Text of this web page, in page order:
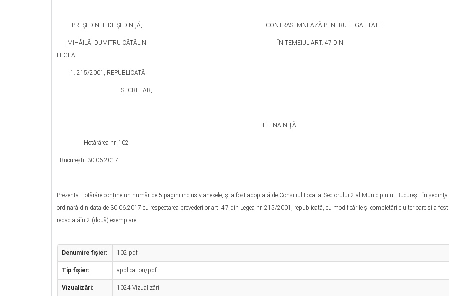
PREŞEDINTE DE ŞEDINŢĂ, CONTRASEMNEAZĂ PENTRU LEGALITATE
MIHĂILĂ DUMITRU CĂTĂLIN ÎN TEMEIUL ART. 47 DIN
LEGEA
215/2001, REPUBLICATĂ
SECRETAR,
ELENA NIȚĂ
Hotărârea nr. 102
Bucureşti, 30.06.2017
Prezenta Hotărâre conține un număr de 5 pagini inclusiv anexele, și a fost adoptată de Consiliul Local al Sectorului 2 al Municipiului Bucureşti în şedinţa
ordinară din data de 30.06.2017 cu respectarea prevederilor art. 47 din Legea nr. 215/2001, republicată, cu modificările şi completările ulterioare şi a fost
redactatăîn 2 (două) exemplare.
Denumire fișier: 102.pdf
Tip fișier: application/pdf
Vizualizări: 1024 Vizualizări